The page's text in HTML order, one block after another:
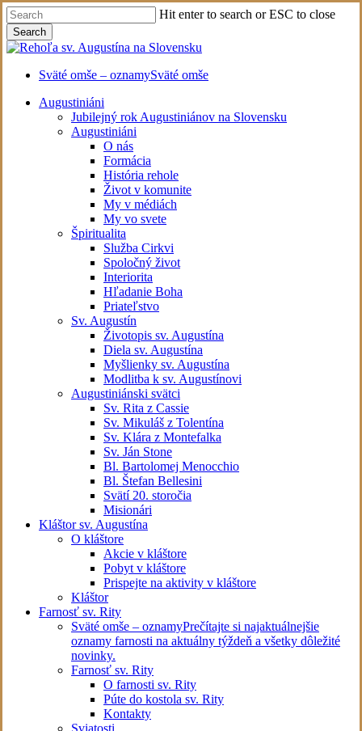
Skip
to
main
content
Hit enter to search or ESC to close
Search
Close
Sväté omše – oznamySväté omše
Menu
Augustiniáni
Jubilejný rok Augustiniánov na Slovensku
Augustiniáni
O nás
Formácia
História rehole
Život v komunite
My v médiách
My vo svete
Špiritualita
Služba Cirkvi
Spoločný život
Interiorita
Hľadanie Boha
Priateľstvo
Sv. Augustín
Životopis sv. Augustína
Diela sv. Augustína
Myšlienky sv. Augustína
Modlitba k sv. Augustínovi
Augustiniánski svätci
Sv. Rita z Cassie
Sv. Mikuláš z Tolentína
Sv. Klára z Montefalka
Sv. Ján Stone
Bl. Bartolomej Menocchio
Bl. Štefan Bellesini
Svätí 20. storočia
Misionári
Kláštor sv. Augustína
O kláštore
Akcie v kláštore
Pobyt v kláštore
Prispejte na aktivity v kláštore
Kláštor
Farnosť sv. Rity
Sväté omše – oznamyPrečítajte si najaktuálnejšie
oznamy farnosti na aktuálny týždeň a všetky dôležité
novinky.
Farnosť sv. Rity
O farnosti sv. Rity
Púte do kostola sv. Rity
Kontakty
Sviatosti